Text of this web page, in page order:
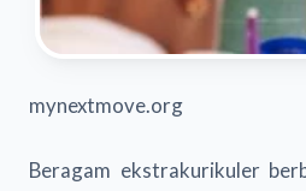
mynextmove.org
Beragam ekstrakurikuler